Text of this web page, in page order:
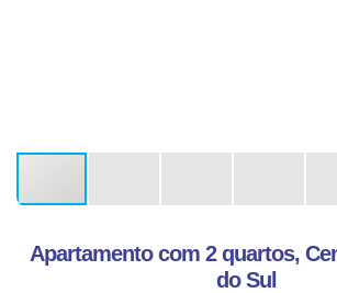
Apartamento com 2 quartos,
do Sul